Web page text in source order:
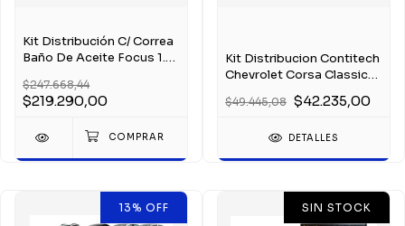
Kit Distribución C/ Correa
Baño De Aceite Focus 1.8
$247.668,44
$219.290,00
Kit Distribucion Contitech
Chevrolet Corsa Classic
$49.445,08 $42.235,00
DETALLES
13% OFF SIN STOCK